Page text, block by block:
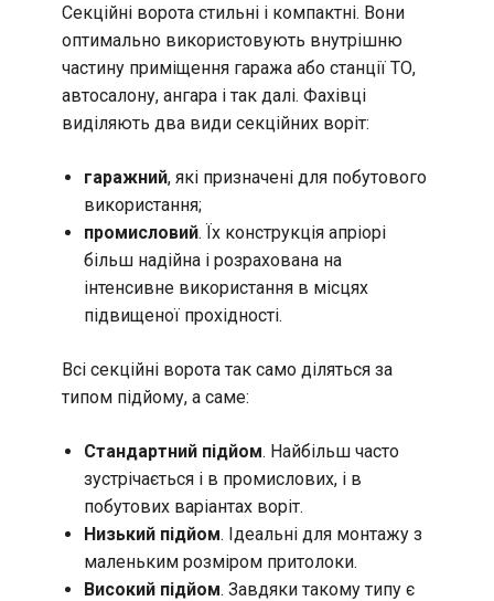
Секційні ворота стильні і компактні. Вони
оптимально використовують внутрішню
частину приміщення гаража або станції ТО,
автосалону, ангара і так далі. Фахівці
виділяють два види секційних воріт:
гаражний, які призначені для побутового
використання;
промисловий. Їх конструкція апріорі
більш надійна і розрахована на
інтенсивне використання в місцях
підвищеної прохідності.
Всі секційні ворота так само діляться за
типом підйому, а саме:
Стандартний підйом. Найбільш часто
зустрічається і в промислових, і в
побутових варіантах воріт.
Низький підйом. Ідеальні для монтажу з
маленьким розміром притолоки.
Високий підйом. Завдяки такому типу є